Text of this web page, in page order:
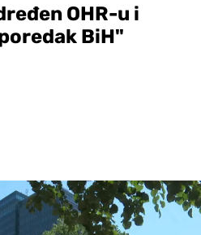
OHR-u i
BiH"